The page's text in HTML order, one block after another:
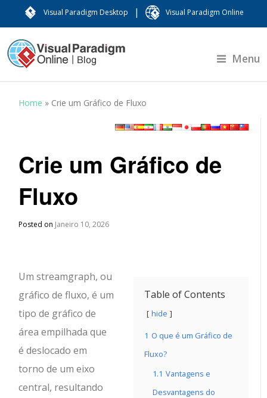
Visual Paradigm Desktop | Visual Paradigm Online
Menu
Home » Crie um Gráfico de Fluxo
Crie um Gráfico de
Fluxo
Posted on Janeiro 10, 2026
Table of Contents
hide
1 O que é um Gráfico de
Fluxo?
1.1 Vantagens e
Desvantagens do
Um streamgraph, ou
gráfico de fluxo, é um
tipo de gráfico de
área empilhada que
é deslocado em
torno de um eixo
central, resultando